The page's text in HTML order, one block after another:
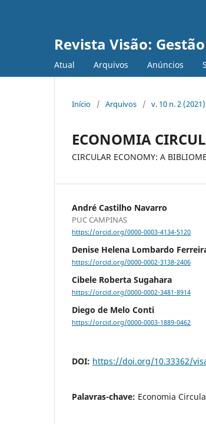
Revista Visão:
Atual Arquivos Anúncios
Início / Arquivos / v. 10 n. 2 (2021)
ECONOMIA
CIRCULAR ECONOMY: A
André Castilho Navarro
PUC CAMPINAS
https://orcid.org/0000-0003-4134-5120
Denise Helena Lombardo
https://orcid.org/0000-0002-3138-2406
Cibele Roberta Sugahara
https://orcid.org/0000-0002-3481-8914
Diego de Melo Conti
https://orcid.org/0000-0003-1889-0462
DOI: https://doi.org/10.33362/
Palavras-chave: Economia